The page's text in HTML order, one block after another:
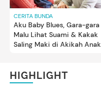
CERITA BUNDA
Aku Baby Blues, Gara-gara
Malu Lihat Suami & Kakak
Saling Maki di Akikah Anak
HIGHLIGHT